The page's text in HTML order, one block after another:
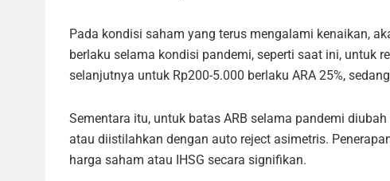
Pada kondisi saham yang terus mengalami kenaikan,
berlaku selama kondisi pandemi, seperti saat ini, untuk
selanjutnya untuk Rp200-5.000 berlaku ARA 25%,
Sementara itu, untuk batas ARB selama pandemi
atau diistilahkan dengan auto reject asimetris.
harga saham atau IHSG secara signifikan.